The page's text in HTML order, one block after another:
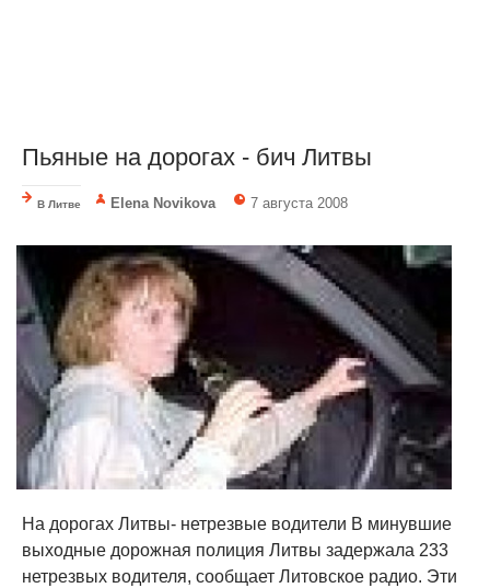
Пьяные на дорогах - бич Литвы
В Литве Elena Novikova 7 августа 2008
На дорогах Литвы- нетрезвые водители В минувшие
выходные дорожная полиция Литвы задержала 233
нетрезвых водителя, сообщает Литовское радио. Эти